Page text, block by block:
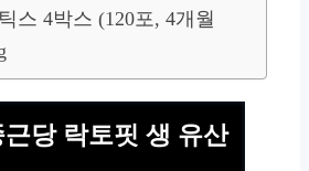
스 4박스 (120포, 4개월
당 락토핏 생 유산